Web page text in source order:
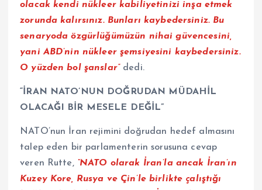
olacak kendi nükleer kabiliyetinizi inşa etmek
zorunda kalırsınız. Bunları kaybedersiniz. Bu
senaryoda özgürlüğümüzün nihai güvencesini,
yani ABD’nin nükleer şemsiyesini kaybedersiniz.
O yüzden bol şanslar”dedi.
“İRAN NATO’NUN DOĞRUDAN MÜDAHİL
OLACAĞI BİR MESELE DEĞİL”
NATO’nun İran rejimini doğrudan hedef almasını
talep eden bir parlamenterin sorusuna cevap
veren Rutte, “NATO olarak İran’la ancak İran’ın
Kuzey Kore, Rusya ve Çin’le birlikte çalıştığı